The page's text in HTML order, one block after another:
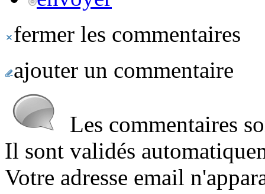
fermer les commentaires
ajouter un commentaire
Les commentaires
Il sont validés
Votre adresse email